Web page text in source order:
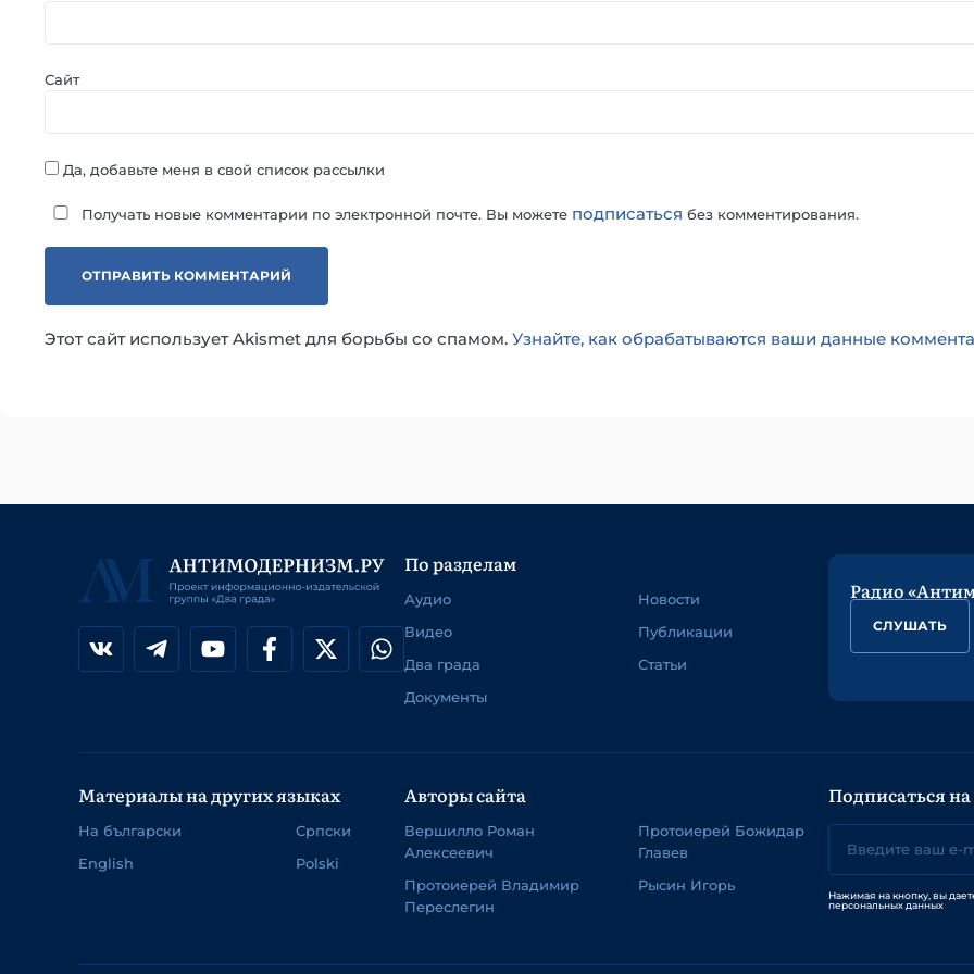
Сайт
Да, добавьте меня в свой список рассылки
Получать новые комментарии по электронной почте. Вы можете подписаться без комментирования.
Этот сайт использует Akismet для борьбы со спамом. Узнайте, как обрабатываются ваши данные
По разделам
Аудио
Видео
Два града
Документы
Новости
Публикации
Статьи
Радио
СЛУШАТЬ
Материалы на других языках
На български
English
Српски
Polski
Авторы сайта
Вершилло Роман
Алексеевич
Протоиерей Владимир
Переслегин
Протоиерей Божидар
Главев
Рысин Игорь
Подписаться
Нажимая на кнопку, вы
персональных данных